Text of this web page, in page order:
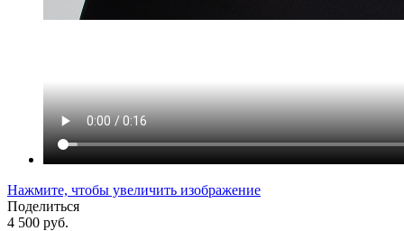
Нажмите, чтобы увеличить изображение
Поделиться
4 500 руб.